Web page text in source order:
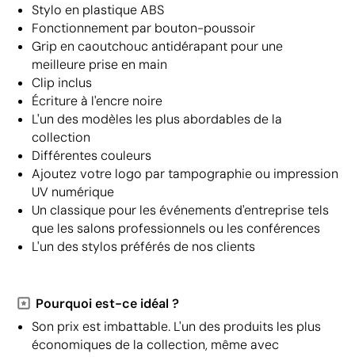
Stylo en plastique ABS
Fonctionnement par bouton-poussoir
Grip en caoutchouc antidérapant pour une
meilleure prise en main
Clip inclus
Écriture à l'encre noire
L'un des modèles les plus abordables de la
collection
Différentes couleurs
Ajoutez votre logo par tampographie ou impression
UV numérique
Un classique pour les événements d'entreprise tels
que les salons professionnels ou les conférences
L'un des stylos préférés de nos clients
Pourquoi est-ce idéal ?
Son prix est imbattable. L'un des produits les plus
économiques de la collection, même avec